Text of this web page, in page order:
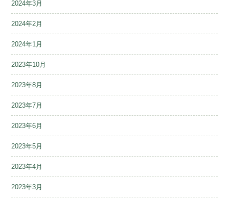
2024年3月
2024年2月
2024年1月
2023年10月
2023年8月
2023年7月
2023年6月
2023年5月
2023年4月
2023年3月